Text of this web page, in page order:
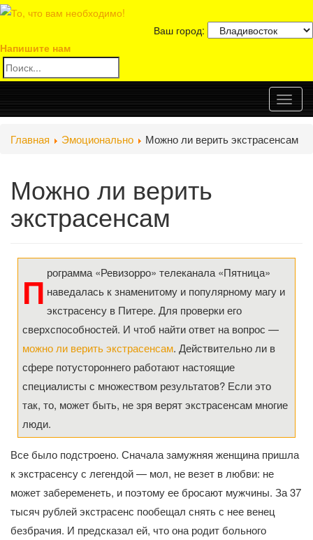
Ваш город:
Напишите нам
Главная Эмоционально Можно ли верить экстрасенсам
Можно ли верить
экстрасенсам
П рограмма «Ревизорро» телеканала «Пятница»
наведалась к знаменитому и популярному магу и
экстрасенсу в Питере. Для проверки его
сверхспособностей. И чтоб найти ответ на вопрос —
можно ли верить экстрасенсам. Действительно ли в
сфере потустороннего работают настоящие
специалисты с множеством результатов? Если это
так, то, может быть, не зря верят экстрасенсам многие
люди.
Все было подстроено. Сначала замужняя женщина пришла
к экстрасенсу с легендой — мол, не везет в любви: не
может забеременеть, и поэтому ее бросают мужчины. За 37
тысяч рублей экстрасенс пообещал снять с нее венец
безбрачия. И предсказал ей, что она родит больного